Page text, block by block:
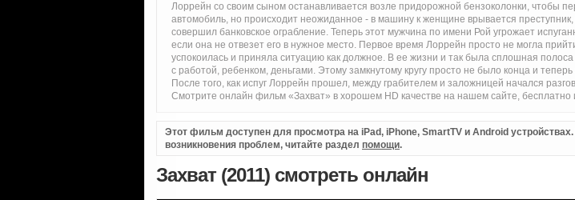
Лоррейн со своим сыном останавливается возле придорожной бензоколонки, чтобы
автомобиль, но происходит неожиданное - в машину к женщине врывается преступник,
совершил банковское ограбление. Теперь этот мужчина по имени Рой угрожает
если она не отвезет его в нужное место. Первое время Лоррейн просто не могла
успокоилась и приняла ситуацию как должное. В ее жизни и так была сплошная
с работой, ребенком, деньгами. Этому замкнутому кругу просто не было конца и
После того, как испуг Лоррейн прошел, между грабителем и заложницей начался
Смотрите онлайн фильм «Захват» в хорошем HD качестве на нашем сайте, бесплатно
Этот фильм доступен для просмотра на iPad, iPhone, SmartTV и Android
возникновения проблем, читайте раздел помощи.
Захват (2011) смотреть онлайн